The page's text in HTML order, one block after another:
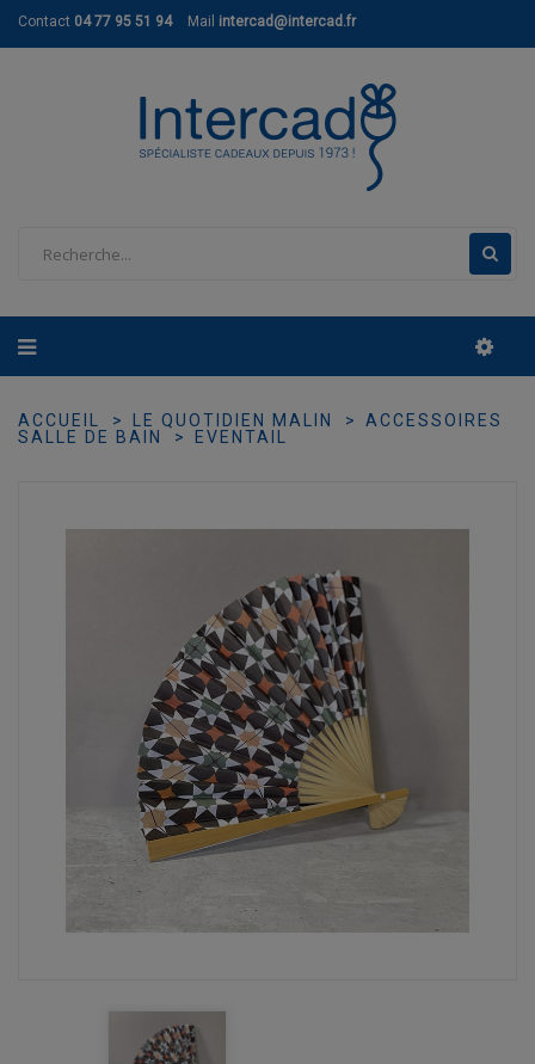
Contact 04 77 95 51 94 Mail intercad@intercad.fr
ACCUEIL LE QUOTIDIEN MALIN
ACCESSOIRES
SALLE DE BAIN
EVENTAIL